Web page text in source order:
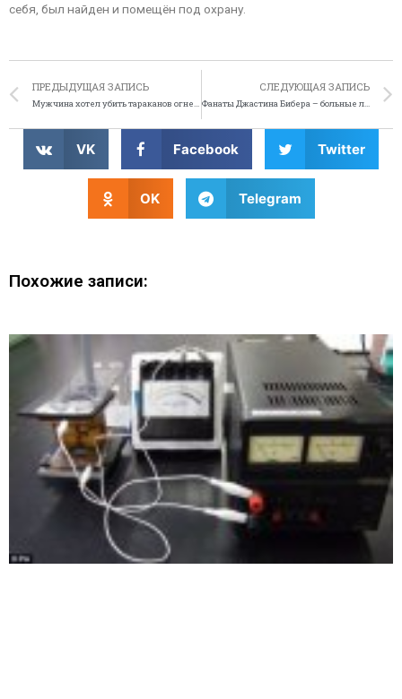
себя, был найден и помещён под охрану.
ПРЕДЫДУЩАЯ ЗАПИСЬ
Мужчина хотел убить тараканов огнемётом, поджёг дом
СЛЕДУЮЩАЯ ЗАПИСЬ
Фанаты Джастина Бибера – больные люди
VK Facebook Twitter
OK Telegram
Похожие записи: